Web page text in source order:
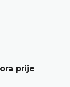
prije